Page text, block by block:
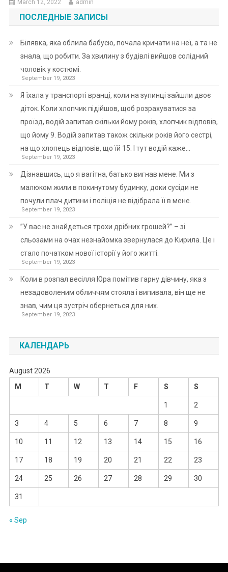
March 12, 2022 admin
ПОСЛЕДНЫЕ ЗАПИСЫ
Білявка, яка облила бабусю, почала кричати на неї, а та не
знала, що робити. За хвилину з будівлі вийшов солідний
чоловік у костюмі.
September 19, 2023
Я їхала у транспорті вранці, коли на зупинці зайшли двоє
діток. Коли хлопчик підійшов, щоб розрахуватися за
проїзд, водій запитав скільки йому років, хлопчик відповів,
що йому 9. Водій запитав також скільки років його сестрі,
на що хлопець відповів, що їй 15. І тут водій каже…
September 19, 2023
Дізнавшись, що я вагітна, батько вигнав мене. Ми з
малюком жили в покинутому будинку, доки сусіди не
почули плач дитини і поліція не відібрала її в мене.
September 19, 2023
”У вас не знайдеться трохи дрібних грошей?” – зі
сльозами на очах незнайомка звернулася до Кирила. Це і
стало початком нової історії у його житті.
September 19, 2023
Коли в розпал весілля Юра помітив гарну дівчину, яка з
незадоволеним обличчям стояла і випивала, він ще не
знав, чим ця зустріч обернеться для них.
September 19, 2023
КАЛЕНДАРЬ
August 2026
M
T W T F S S
1 2
3 4 5 6 7 8 9
10 11 12 13 14 15 16
17 18 19 20 21 22 23
24 25 26 27 28 29 30
31
« Sep